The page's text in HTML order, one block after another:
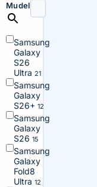
Mudel
Samsung
Galaxy
S26
Ultra 21
Samsung
Galaxy
S26+ 12
Samsung
Galaxy
S26 15
Samsung
Galaxy
Fold8
Ultra 12